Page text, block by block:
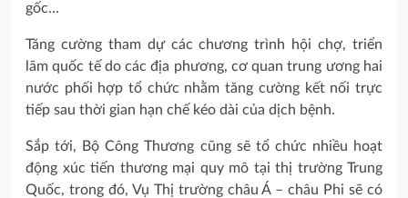
gốc…
Tăng cường tham dự các chương trình hội chợ, triển
lãm quốc tế do các địa phương, cơ quan trung ương hai
nước phối hợp tổ chức nhằm tăng cường kết nối trực
tiếp sau thời gian hạn chế kéo dài của dịch bệnh.
Sắp tới, Bộ Công Thương cũng sẽ tổ chức nhiều hoạt
động xúc tiến thương mại quy mô tại thị trường Trung
Quốc, trong đó, Vụ Thị trường châu Á – châu Phi sẽ có